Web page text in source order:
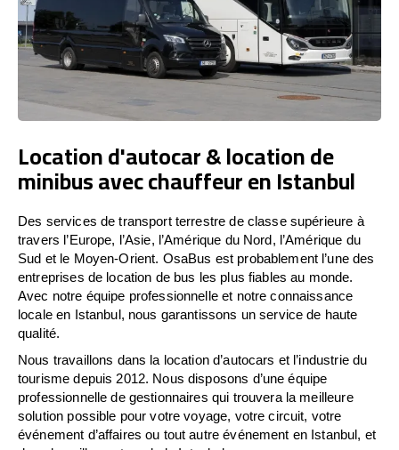
Location d'autocar & location de
minibus avec chauffeur en Istanbul
Des services de transport terrestre de classe supérieure à
travers l’Europe, l’Asie, l’Amérique du Nord, l’Amérique du
Sud et le Moyen-Orient. OsaBus est probablement l’une des
entreprises de location de bus les plus fiables au monde.
Avec notre équipe professionnelle et notre connaissance
locale en Istanbul, nous garantissons un service de haute
qualité.
Nous travaillons dans la location d’autocars et l’industrie du
tourisme depuis 2012. Nous disposons d’une équipe
professionnelle de gestionnaires qui trouvera la meilleure
solution possible pour votre voyage, votre circuit, votre
événement d’affaires ou tout autre événement en Istanbul, et